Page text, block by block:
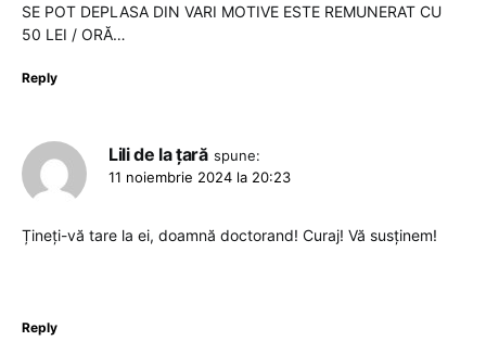
SE POT DEPLASA DIN VARI MOTIVE ESTE REMUNERAT CU
50 LEI / ORĂ…
Reply
Lili de la țară spune:
11 noiembrie 2024 la 20:23
Țineți-vă tare la ei, doamnă doctorand! Curaj! Vă susținem!
Reply